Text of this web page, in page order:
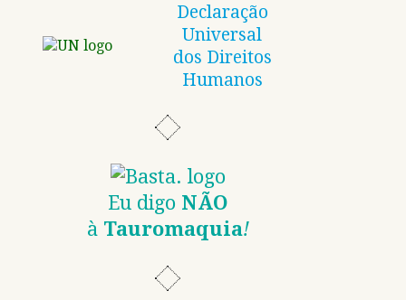
Declaração
Universal
dos Direitos
Humanos
Eu digo NÃO
à Tauromaquia!